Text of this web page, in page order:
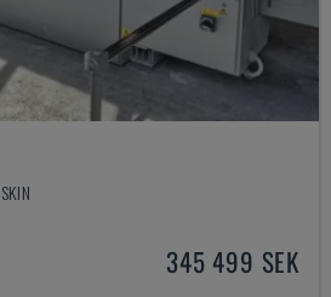
345 499 SEK